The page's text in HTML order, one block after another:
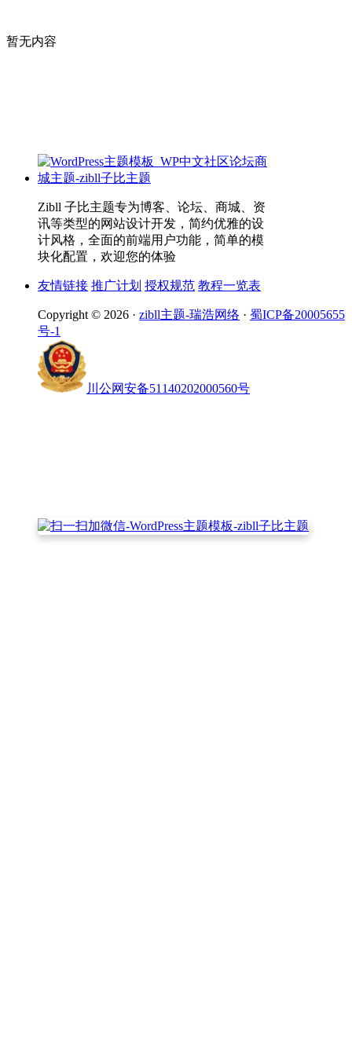
暂无内容
Zibll 子比主题专为博客、论坛、商城、资
讯等类型的网站设计开发，简约优雅的设
计风格，全面的前端用户功能，简单的模
块化配置，欢迎您的体验
友情链接 推广计划 授权规范 教程一览表
Copyright © 2026 · zibll主题-瑞浩网络 · 蜀ICP备20005655
号-1
川公网安备51140202000560号